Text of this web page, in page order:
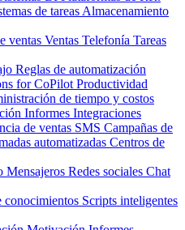
de tareas Almacenamiento
ventas Ventas Telefonía Tareas
Reglas de automatización
for CoPilot Productividad
de tiempo y costos
Informes Integraciones
de ventas SMS Campañas de
automatizadas Centros de
Mensajeros Redes sociales Chat
conocimientos Scripts inteligentes